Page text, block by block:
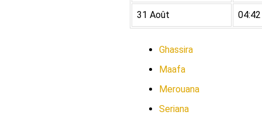
31 Août 04:42
Ghassira
Maafa
Merouana
Seriana